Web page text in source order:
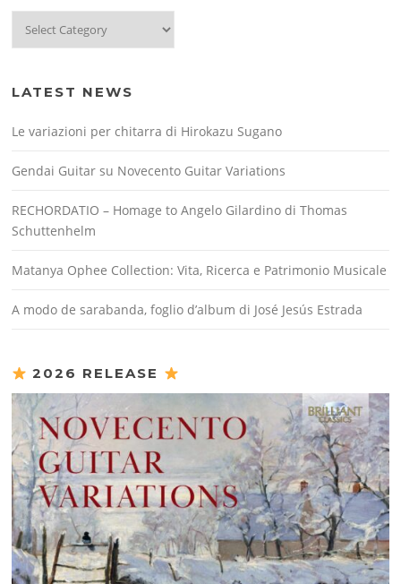
LATEST NEWS
Le variazioni per chitarra di Hirokazu Sugano
Gendai Guitar su Novecento Guitar Variations
RECHORDATIO – Homage to Angelo Gilardino di Thomas
Schuttenhelm
Matanya Ophee Collection: Vita, Ricerca e Patrimonio Musicale
A modo de sarabanda, foglio d’album di José Jesús Estrada
2026 RELEASE